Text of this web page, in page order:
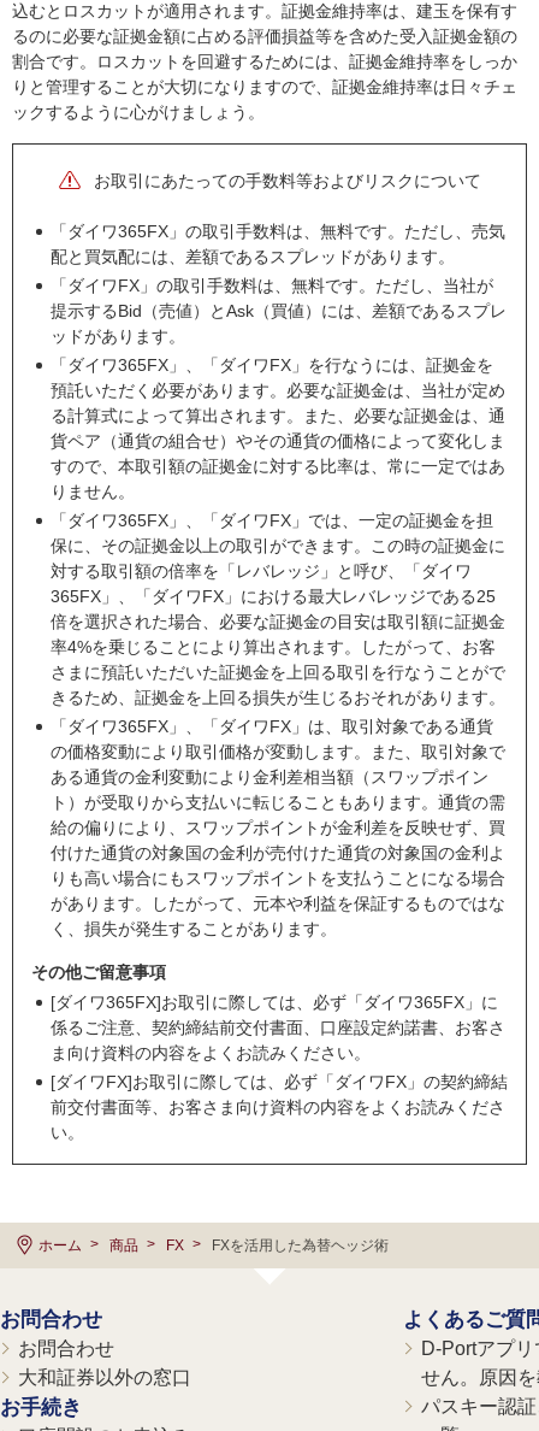
込むとロスカットが適用されます。証拠金維持率は、建玉を保有す
るのに必要な証拠金額に占める評価損益等を含めた受入証拠金額の
割合です。ロスカットを回避するためには、証拠金維持率をしっか
りと管理することが大切になりますので、証拠金維持率は日々チェ
ックするように心がけましょう。
お取引にあたっての手数料等およびリスクについて
「ダイワ365FX」の取引手数料は、無料です。ただし、売気
配と買気配には、差額であるスプレッドがあります。
「ダイワFX」の取引手数料は、無料です。ただし、当社が
提示するBid（売値）とAsk（買値）には、差額であるスプレ
ッドがあります。
「ダイワ365FX」、「ダイワFX」を行なうには、証拠金を
預託いただく必要があります。必要な証拠金は、当社が定め
る計算式によって算出されます。また、必要な証拠金は、通
貨ペア（通貨の組合せ）やその通貨の価格によって変化しま
すので、本取引額の証拠金に対する比率は、常に一定ではあ
りません。
「ダイワ365FX」、「ダイワFX」では、一定の証拠金を担
保に、その証拠金以上の取引ができます。この時の証拠金に
対する取引額の倍率を「レバレッジ」と呼び、「ダイワ
365FX」、「ダイワFX」における最大レバレッジである25
倍を選択された場合、必要な証拠金の目安は取引額に証拠金
率4%を乗じることにより算出されます。したがって、お客
さまに預託いただいた証拠金を上回る取引を行なうことがで
きるため、証拠金を上回る損失が生じるおそれがあります。
「ダイワ365FX」、「ダイワFX」は、取引対象である通貨
の価格変動により取引価格が変動します。また、取引対象で
ある通貨の金利変動により金利差相当額（スワップポイン
ト）が受取りから支払いに転じることもあります。通貨の需
給の偏りにより、スワップポイントが金利差を反映せず、買
付けた通貨の対象国の金利が売付けた通貨の対象国の金利よ
りも高い場合にもスワップポイントを支払うことになる場合
があります。したがって、元本や利益を保証するものではな
く、損失が発生することがあります。
その他ご留意事項
[ダイワ365FX]お取引に際しては、必ず「ダイワ365FX」に
係るご注意、契約締結前交付書面、口座設定約諾書、お客さ
ま向け資料の内容をよくお読みください。
[ダイワFX]お取引に際しては、必ず「ダイワFX」の契約締結
前交付書面等、お客さま向け資料の内容をよくお読みくださ
い。
ホーム 商品 FX FXを活用した為替ヘッジ術
お問合わせ
お問合わせ
大和証券以外の窓口
お手続き
よくあるご質
D-Portアプ
せん。原因
パスキー認